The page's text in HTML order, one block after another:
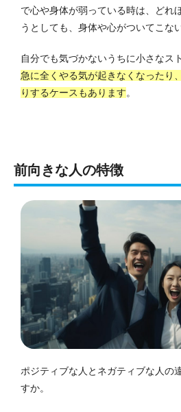
で心や身体が弱っている時は、どれ
うとしても、身体や心がついてこな
自分でも気づかないうちに小さなス
急に全くやる気が起きなくなったり
りするケースもあります。
前向きな人の特徴
ポジティブな人とネガティブな人の
すか。